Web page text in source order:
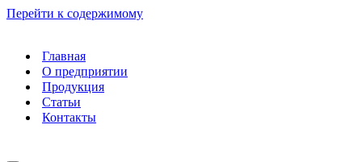
Перейти к содержимому
Главная
О предприятии
Продукция
Статьи
Контакты